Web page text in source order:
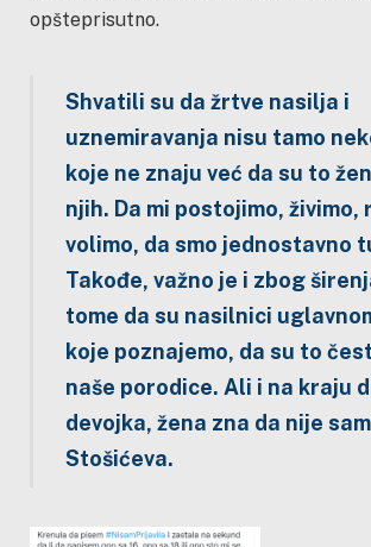
opšteprisutno.
Shvatili su da žrtve nasilja i
uznemiravanja nisu tamo
koje ne znaju već da su to
njih. Da mi postojimo, živimo,
volimo, da smo jednostavno
Takođe, važno je i zbog
tome da su nasilnici
koje poznajemo, da su to
naše porodice. Ali i na kraju
devojka, žena zna da nije
Stošićeva.